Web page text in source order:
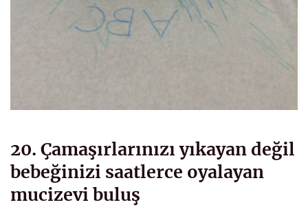
20. Çamaşırlarınızı yıkayan değil
bebeğinizi saatlerce oyalayan
mucizevi buluş